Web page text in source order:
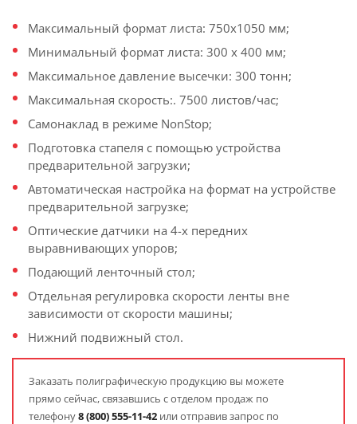
Максимальный формат листа: 750х1050 мм;
Минимальный формат листа: 300 х 400 мм;
Максимальное давление высечки: 300 тонн;
Максимальная скорость:. 7500 листов/час;
Самонаклад в режиме NonStop;
Подготовка стапеля с помощью устройства
предварительной загрузки;
Автоматическая настройка на формат на устройстве
предварительной загрузке;
Оптические датчики на 4-х передних
выравнивающих упоров;
Подающий ленточный стол;
Отдельная регулировка скорости ленты вне
зависимости от скорости машины;
Нижний подвижный стол.
Заказать полиграфическую продукцию вы можете
прямо сейчас, связавшись с отделом продаж по
телефону8(800) 555-11-42 или отправив запрос по